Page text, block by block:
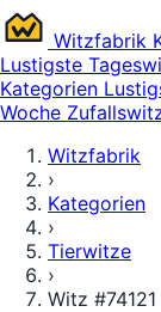
Witzfabrik
Lustigste
Kategorien
Woche
Witzfabrik
›
Kategorien
›
Tierwitze
›
Witz #74121